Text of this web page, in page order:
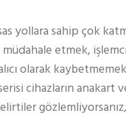
yollara sahip çok
etmek,
olarak
cihazların anakart